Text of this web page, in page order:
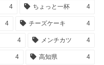
4 ちょっと一杯 4
4 チーズケーキ 4
4 メンチカツ 4
4 高知県 4